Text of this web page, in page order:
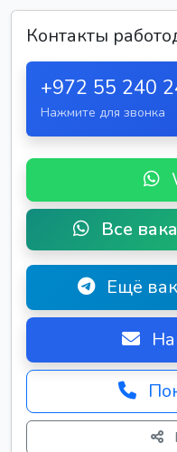
Контакты
+972 55 240
Нажмите для звонка
Все
Ещё